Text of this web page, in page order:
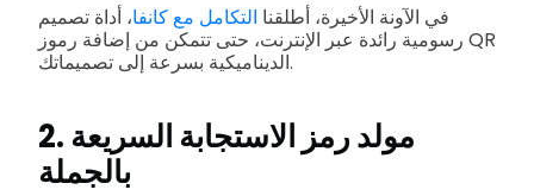
في الآونة الأخيرة، أطلقنا التكامل مع كانفا، أداة تصميم
رسومية رائدة عبر الإنترنت، حتى تتمكن من إضافة رموز QR
الديناميكية بسرعة إلى تصميماتك.
2. مولد رمز الاستجابة السريعة
بالجملة